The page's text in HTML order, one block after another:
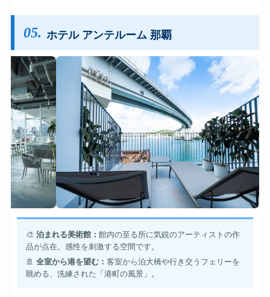
05. ホテル アンテルーム 那覇
🎨 泊まれる美術館： 館内の至る所に気鋭のアーティストの作
品が点在。感性を刺激する空間です。
🚢 全室から港を望む： 客室から泊大橋や行き交うフェリーを
眺める、洗練された「港町の風景」。